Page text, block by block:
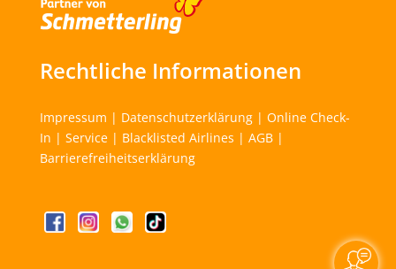
Rechtliche Informationen
Impressum | Datenschutzerklärung| Online Check-
In | Service| Blacklisted Airlines | AGB|
Barrierefreiheitserklärung